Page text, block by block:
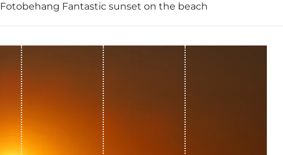
Fotobehang Fantastic sunset on the beach